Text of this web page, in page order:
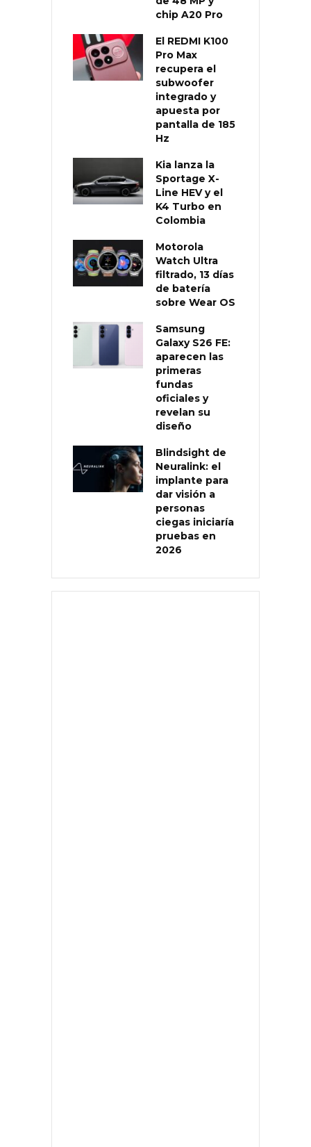
chip A20 Pro
El REDMI K100
Pro Max
recupera el
subwoofer
integrado y
apuesta por
pantalla de 185
Hz
Kia lanza la
Sportage X-
Line HEV y el
K4 Turbo en
Colombia
Motorola
Watch Ultra
filtrado, 13 días
de batería
sobre Wear OS
Samsung
Galaxy S26 FE:
aparecen las
primeras
fundas
oficiales y
revelan su
diseño
Blindsight de
Neuralink: el
implante para
dar visión a
personas
ciegas iniciaría
pruebas en
2026